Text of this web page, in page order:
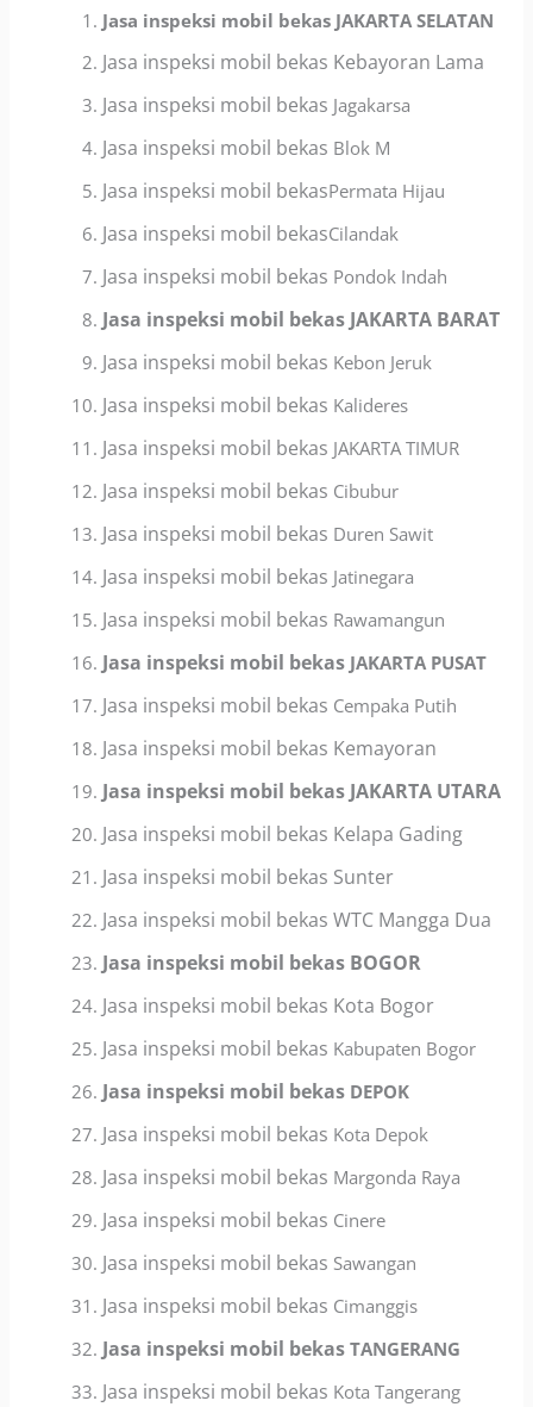
Jasa inspeksi mobil bekas JAKARTA SELATAN
Jasa inspeksi mobil bekas Kebayoran Lama
Jasa inspeksi mobil bekas Jagakarsa
Jasa inspeksi mobil bekas Blok M
Jasa inspeksi mobil bekasPermata Hijau
Jasa inspeksi mobil bekasCilandak
Jasa inspeksi mobil bekas Pondok Indah
Jasa inspeksi mobil bekas JAKARTA BARAT
Jasa inspeksi mobil bekas Kebon Jeruk
Jasa inspeksi mobil bekas Kalideres
Jasa inspeksi mobil bekas JAKARTA TIMUR
Jasa inspeksi mobil bekas Cibubur
Jasa inspeksi mobil bekas Duren Sawit
Jasa inspeksi mobil bekas Jatinegara
Jasa inspeksi mobil bekas Rawamangun
Jasa inspeksi mobil bekas JAKARTA PUSAT
Jasa inspeksi mobil bekas Cempaka Putih
Jasa inspeksi mobil bekas Kemayoran
Jasa inspeksi mobil bekas JAKARTA UTARA
Jasa inspeksi mobil bekas Kelapa Gading
Jasa inspeksi mobil bekas Sunter
Jasa inspeksi mobil bekasWTC Mangga Dua
Jasa inspeksi mobil bekas BOGOR
Jasa inspeksi mobil bekas Kota Bogor
Jasa inspeksi mobil bekas Kabupaten Bogor
Jasa inspeksi mobil bekas DEPOK
Jasa inspeksi mobil bekas Kota Depok
Jasa inspeksi mobil bekas Margonda Raya
Jasa inspeksi mobil bekas Cinere
Jasa inspeksi mobil bekas Sawangan
Jasa inspeksi mobil bekas Cimanggis
Jasa inspeksi mobil bekasTANGERANG
Jasa inspeksi mobil bekas Kota Tangerang